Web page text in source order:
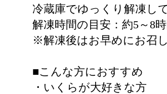
冷蔵庫でゆっくり解凍し
解凍時間の目安：約5～8
※解凍後はお早めにお召
■こんな方におすすめ
・いくらが大好きな方